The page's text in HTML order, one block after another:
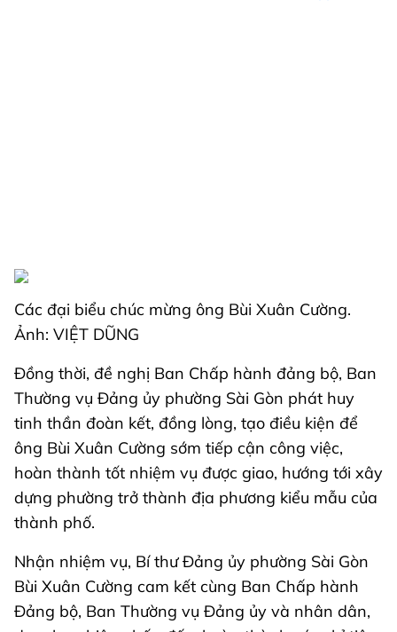
Các đại biểu chúc mừng ông Bùi Xuân Cường.
Ảnh: VIỆT DŨNG
Đồng thời, đề nghị Ban Chấp hành đảng bộ, Ban
Thường vụ Đảng ủy phường Sài Gòn phát huy
tinh thần đoàn kết, đồng lòng, tạo điều kiện để
ông Bùi Xuân Cường sớm tiếp cận công việc,
hoàn thành tốt nhiệm vụ được giao, hướng tới xây
dựng phường trở thành địa phương kiểu mẫu của
thành phố.
Nhận nhiệm vụ, Bí thư Đảng ủy phường Sài Gòn
Bùi Xuân Cường cam kết cùng Ban Chấp hành
Đảng bộ, Ban Thường vụ Đảng ủy và nhân dân,